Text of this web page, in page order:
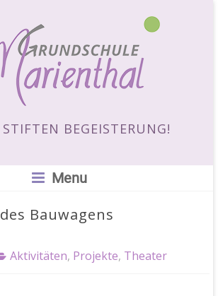
BEGEISTERUNG!
Menu
Bauwagens
Aktivitäten, Projekte, Theater